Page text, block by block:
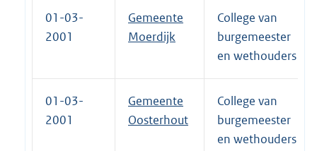
01-03-
2001
Gemeente
Moerdijk
College van
burgemeester
en wethouders
01-03-
2001
Gemeente
Oosterhout
College van
burgemeester
en wethouders